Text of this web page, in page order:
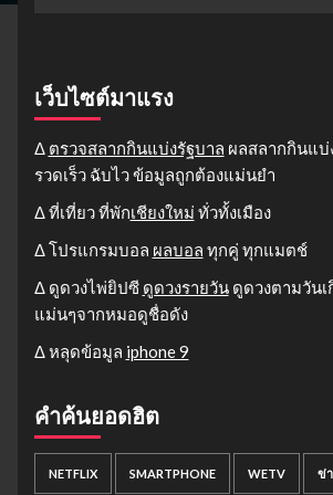
เว็บไซต์มาแรง
Δ ตรวจสลากกินแบ่งรัฐบาล ผลสลากกินแ
รวดเร็ว ฉับไว ข้อมูลถูกต้องแม่นยำ
Δ ที่เที่ยว ที่พักเชียงใหม่ ทั่วทั้งเมือง
Δ โปรแกรมบอล ผลบอล ทุกคู่ ทุกแมตช์
Δ ดูดวงไพ่ยิปซี ดูดวงรายวันดูดวงตามวันเ
แม่นๆจากหมอดูชื่อดัง
Δ หลุดข้อมูล iphone 9
คำค้นยอดฮิต
NETFLIX SMARTPHONE WETV ข่